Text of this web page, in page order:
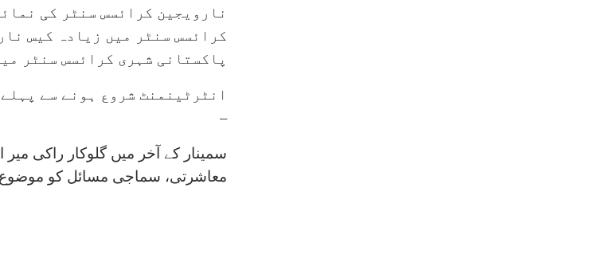
نارویجین کرائسس سنٹر کی
کرائسس سنٹر میں زیادہ کیس
پاکستانی شہری کرائسس سنٹر
انٹرٹینمنٹ شروع ہونے سے
–
سمینار کے آخر میں گلوکار راکی
معاشرتی، سماجی مسائل کو موضوع بنایا گیا ، سمینار